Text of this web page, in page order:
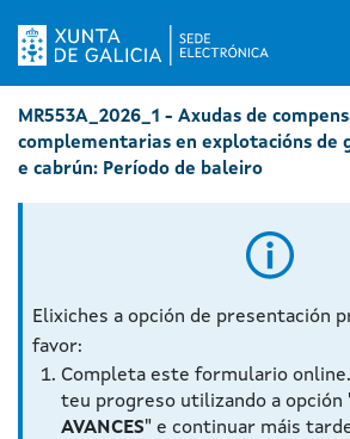
Logo da Sede electrónica da Xunta
MR553A_2026_1 - Axudas de
complementarias en explotacións de
e cabrún: Período de baleiro
Elixiches a opción de presentación
favor:
Completa este formulario
teu progreso utilizando a opción
AVANCES" e continuar máis